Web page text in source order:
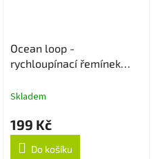
Ocean loop -
rychloupínací řemínek
Skladem
199 Kč
Do košíku